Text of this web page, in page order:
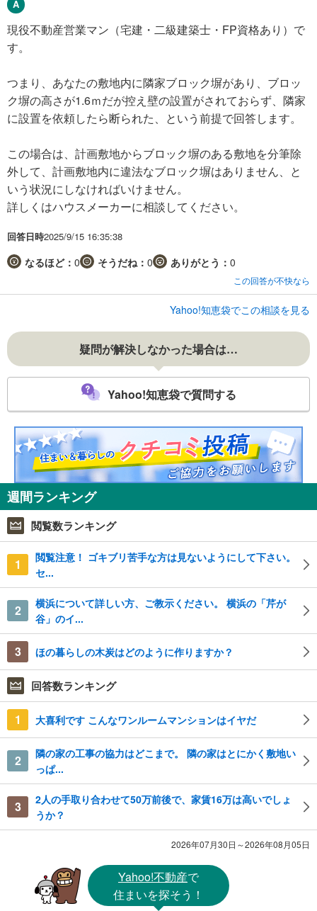
現役不動産営業マン（宅建・二級建築士・FP資格あり）で
す。
つまり、あなたの敷地内に隣家ブロック塀があり、ブロッ
ク塀の高さが1.6ｍだが控え壁の設置がされておらず、隣家
に設置を依頼したら断られた、という前提で回答します。
この場合は、計画敷地からブロック塀のある敷地を分筆除
外して、計画敷地内に違法なブロック塀はありません、と
いう状況にしなければいけません。
詳しくはハウスメーカーに相談してください。
回答日時2025/9/15 16:35:38
なるほど： 0 そうだね： 0 ありがとう： 0
この回答が不快なら
Yahoo!知恵袋でこの相談を見る
疑問が解決しなかった場合は…
Yahoo!知恵袋で質問する
週間ランキング
閲覧数ランキング
1
閲覧注意！ ゴキブリ苦手な方は見ないようにして下さい。
セ...
2
横浜について詳しい方、ご教示ください。 横浜の「芹が
谷」のイ...
3 ほの暮らしの木炭はどのように作りますか？
回答数ランキング
1 大喜利です こんなワンルームマンションはイヤだ
2
隣の家の工事の協力はどこまで。 隣の家はとにかく敷地い
っぱ...
3
2人の手取り合わせて50万前後で、家賃16万は高いでしょ
うか？
2026年07月30日～2026年08月05日
Yahoo!不動産で
住まいを探そう！